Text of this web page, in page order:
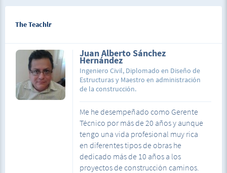
The Teachlr
Juan Alberto Sánchez
Hernández
Ingeniero Civil, Diplomado en Diseño de
Estructuras y Maestro en administración
de la construcción.
Me he desempeñado como Gerente
Técnico por más de 20 años y aunque
tengo una vida profesional muy rica
en diferentes tipos de obras he
dedicado más de 10 años a los
proyectos de construcción caminos.